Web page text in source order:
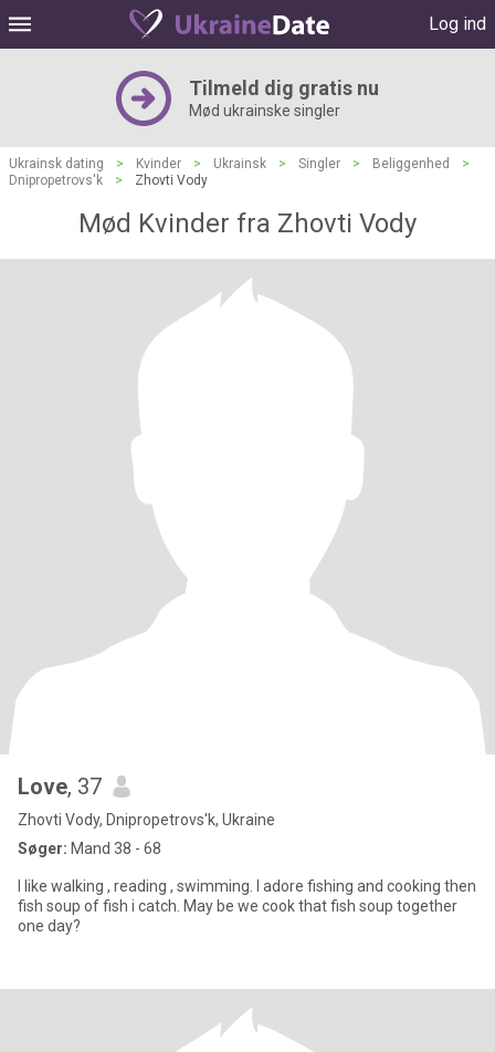
Log ind
Tilmeld dig gratis nu
Mød ukrainske singler
Ukrainsk dating > Kvinder > Ukrainsk > Singler > Beliggenhed
>
Dnipropetrovs'k
> Zhovti Vody
Mød Kvinder fra Zhovti Vody
Love, 37
Zhovti Vody, Dnipropetrovs'k, Ukraine
Søger: Mand 38 - 68
I like walking , reading , swimming. I adore fishing and cooking then
fish soup of fish i catch. May be we cook that fish soup together
one day?